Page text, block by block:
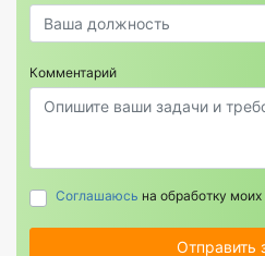
Комментарий
Соглашаюсь на обработку
Отправить